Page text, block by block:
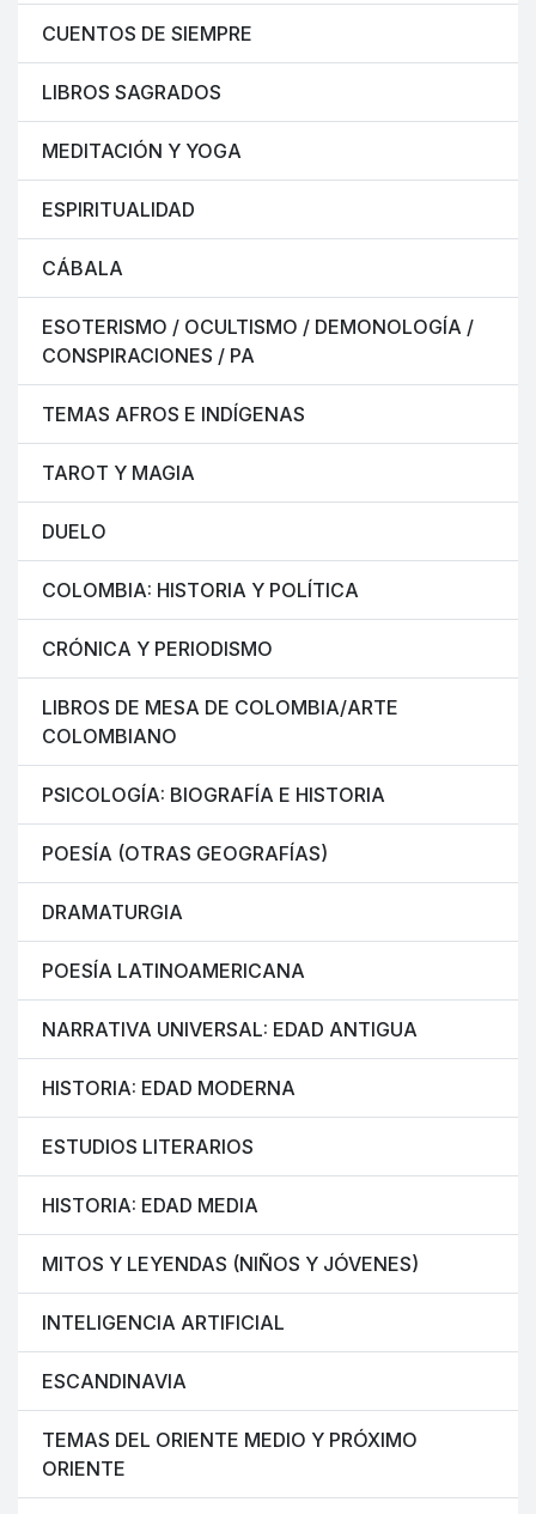
CUENTOS DE SIEMPRE
LIBROS SAGRADOS
MEDITACIÓN Y YOGA
ESPIRITUALIDAD
CÁBALA
ESOTERISMO / OCULTISMO / DEMONOLOGÍA /
CONSPIRACIONES / PA
TEMAS AFROS E INDÍGENAS
TAROT Y MAGIA
DUELO
COLOMBIA: HISTORIA Y POLÍTICA
CRÓNICA Y PERIODISMO
LIBROS DE MESA DE COLOMBIA/ARTE
COLOMBIANO
PSICOLOGÍA: BIOGRAFÍA E HISTORIA
POESÍA (OTRAS GEOGRAFÍAS)
DRAMATURGIA
POESÍA LATINOAMERICANA
NARRATIVA UNIVERSAL: EDAD ANTIGUA
HISTORIA: EDAD MODERNA
ESTUDIOS LITERARIOS
HISTORIA: EDAD MEDIA
MITOS Y LEYENDAS (NIÑOS Y JÓVENES)
INTELIGENCIA ARTIFICIAL
ESCANDINAVIA
TEMAS DEL ORIENTE MEDIO Y PRÓXIMO
ORIENTE